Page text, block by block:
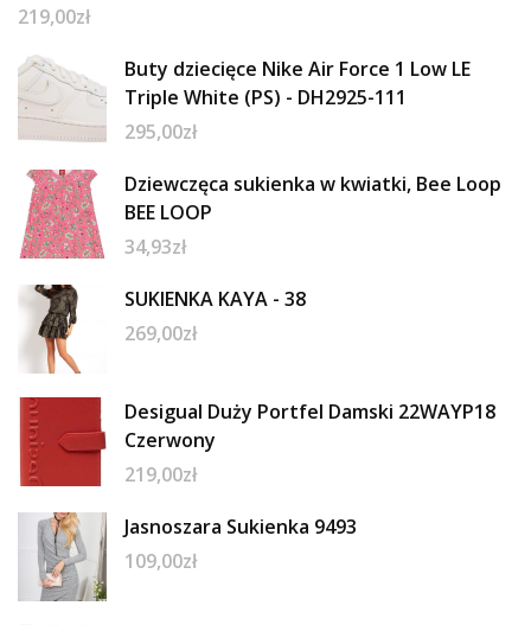
219,00zł
Buty dziecięce Nike Air Force 1 Low LE
Triple White (PS) - DH2925-111
295,00zł
Dziewczęca sukienka w kwiatki, Bee Loop
BEE LOOP
34,93zł
SUKIENKA KAYA - 38
269,00zł
Desigual Duży Portfel Damski 22WAYP18
Czerwony
219,00zł
Jasnoszara Sukienka 9493
109,00zł